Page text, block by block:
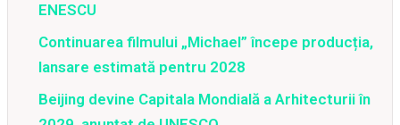
ENESCU
Continuarea filmului „Michael” începe producția,
lansare estimată pentru 2028
Beijing devine Capitala Mondială a Arhitecturii în